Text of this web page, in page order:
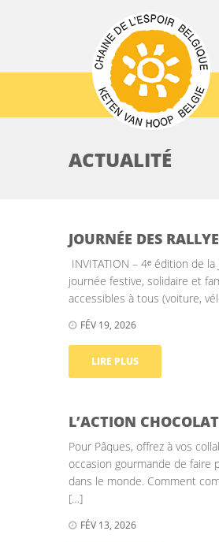
ACTUALITÉ
JOURNÉE DES
INVITATION – 4ᵉ édition de
journée festive, solidaire et
accessibles à tous (voiture,
FÉV 19, 2026
LIRE PLUS
L’ACTION
Pour Pâques, offrez à vos
occasion gourmande de faire
dans le monde. Comment
[…]
FÉV 13, 2026